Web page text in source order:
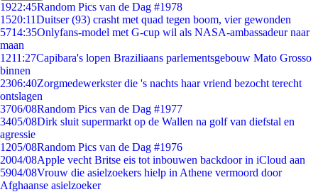
1922:45Random Pics van de Dag #1978
1520:11Duitser (93) crasht met quad tegen boom, vier gewonden
5714:35Onlyfans-model met G-cup wil als NASA-ambassadeur naar
maan
1211:27Capibara's lopen Braziliaans parlementsgebouw Mato Grosso
binnen
2306:40Zorgmedewerkster die 's nachts haar vriend bezocht terecht
ontslagen
3706/08Random Pics van de Dag #1977
3405/08Dirk sluit supermarkt op de Wallen na golf van diefstal en
agressie
1205/08Random Pics van de Dag #1976
2004/08Apple vecht Britse eis tot inbouwen backdoor in iCloud aan
5904/08Vrouw die asielzoekers hielp in Athene vermoord door
Afghaanse asielzoeker